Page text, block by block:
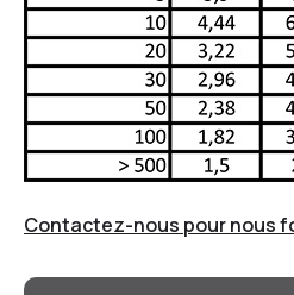
Contactez-nous pour nous